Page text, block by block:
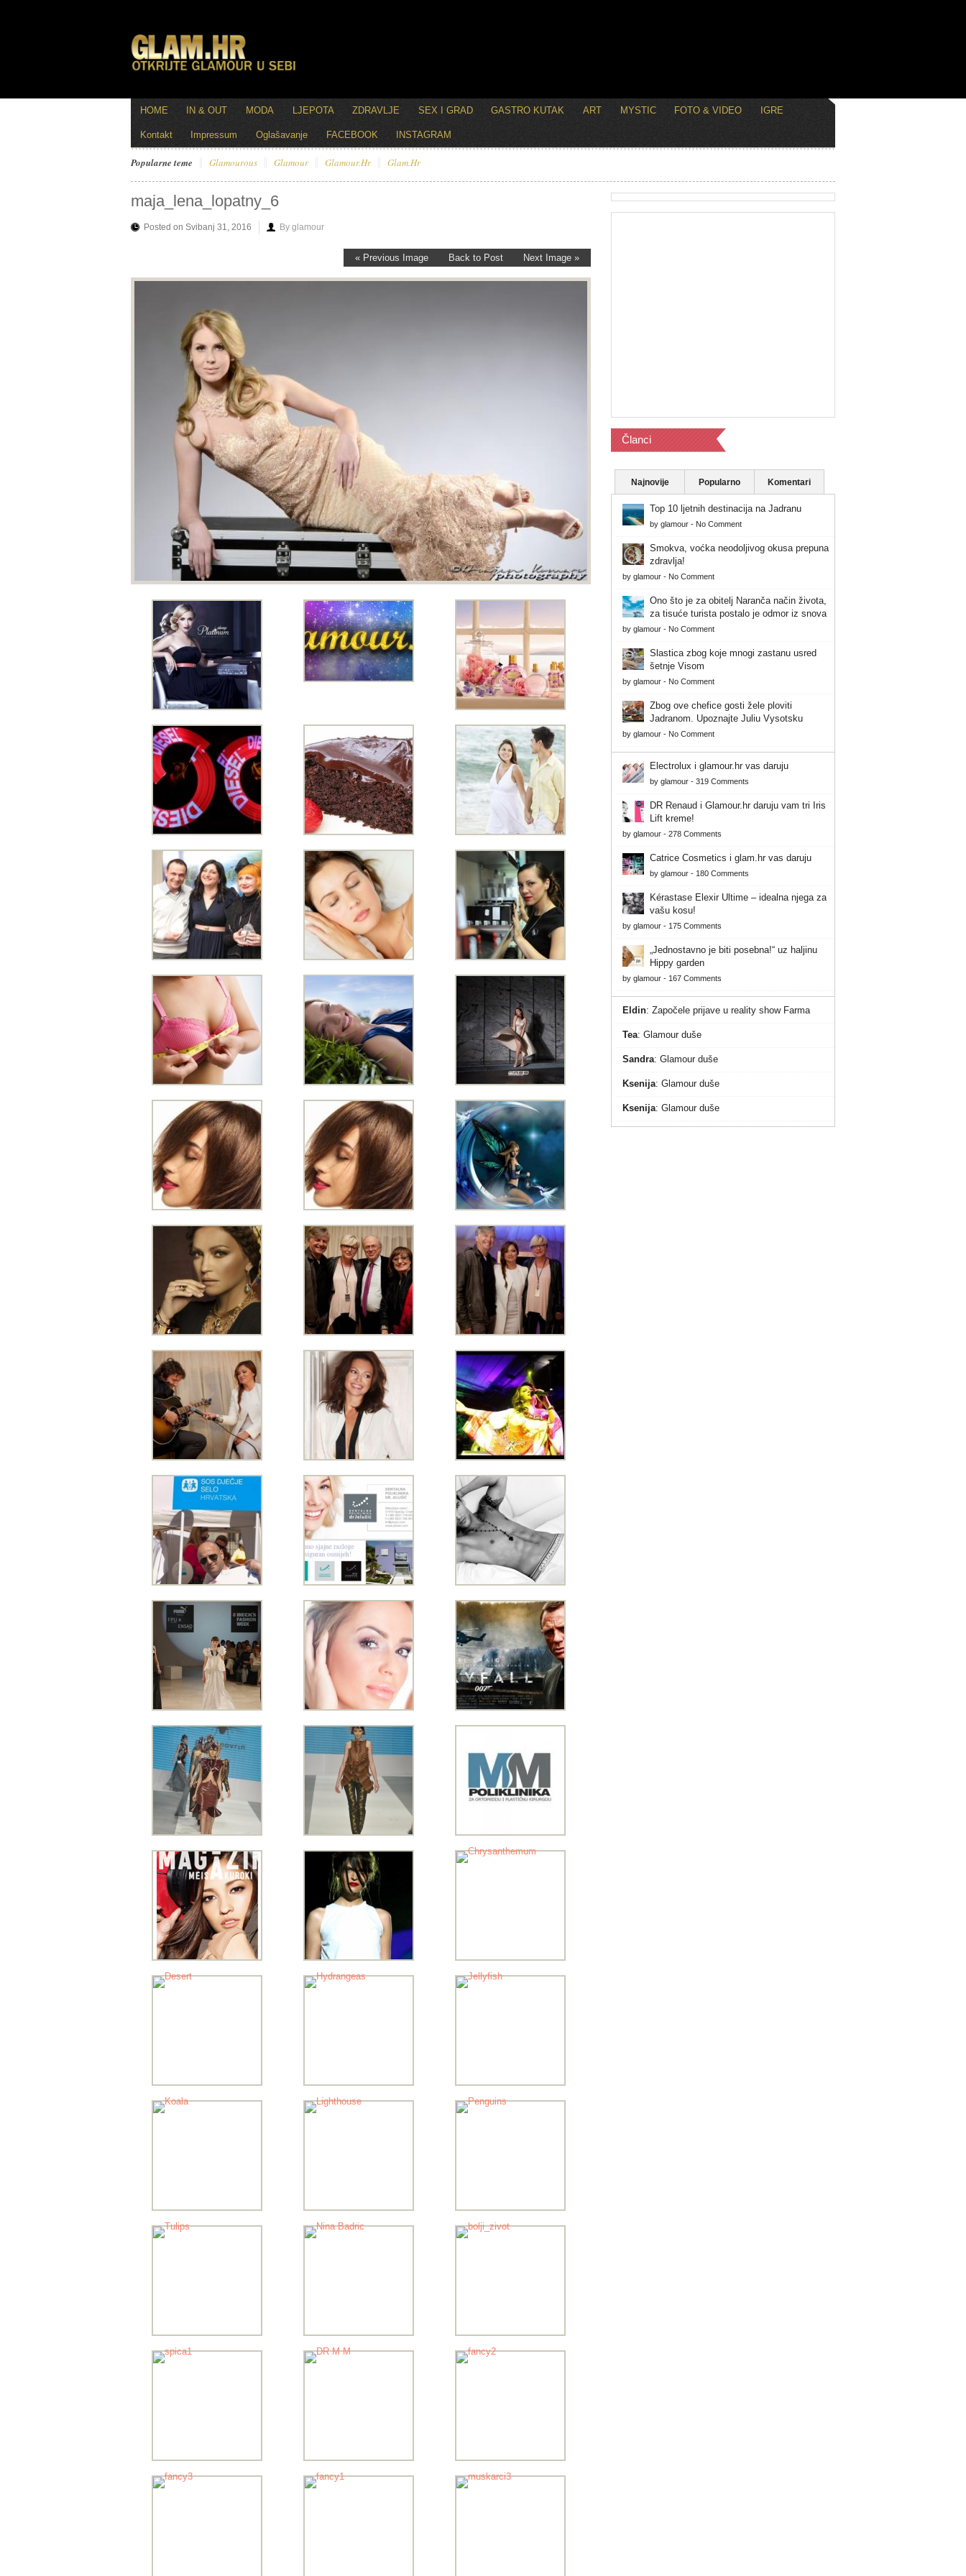
HOME IN & OUT MODA LJEPOTA ZDRAVLJE SEX I GRAD GASTRO KUTAK ART MYSTIC FOTO & VIDEO IGRE
Kontakt Impressum Oglašavanje FACEBOOK INSTAGRAM
Popularne teme Glamourous Glamour Glamour.hr Glam.hr
maja_lena_lopatny_6
Posted on Svibanj 31, 2016 By glamour
« Previous Image Back to Post Next Image »
Članci
Najnovije Popularno Komentari
Top 10 ljetnih destinacija na Jadranu
by glamour - No Comment
Smokva, voćka neodoljivog okusa prepuna
zdravlja!
by glamour - No Comment
Ono što je za obitelj Naranča način života,
za tisuće turista postalo je odmor iz snova
by glamour - No Comment
Slastica zbog koje mnogi zastanu usred
šetnje Visom
by glamour - No Comment
Zbog ove chefice gosti žele ploviti
Jadranom. Upoznajte Juliu Vysotsku
by glamour - No Comment
Electrolux i glamour.hr vas daruju
by glamour - 319 Comments
DR Renaud i Glamour.hr daruju vam tri Iris
Lift kreme!
by glamour - 278 Comments
Catrice Cosmetics i glam.hr vas daruju
by glamour - 180 Comments
Kérastase Elexir Ultime – idealna njega za
vašu kosu!
by glamour - 175 Comments
„Jednostavno je biti posebna!“ uz haljinu
Hippy garden
by glamour - 167 Comments
Eldin: Započele prijave u reality show Farma
Tea: Glamour duše
Sandra: Glamour duše
Ksenija: Glamour duše
Ksenija: Glamour duše